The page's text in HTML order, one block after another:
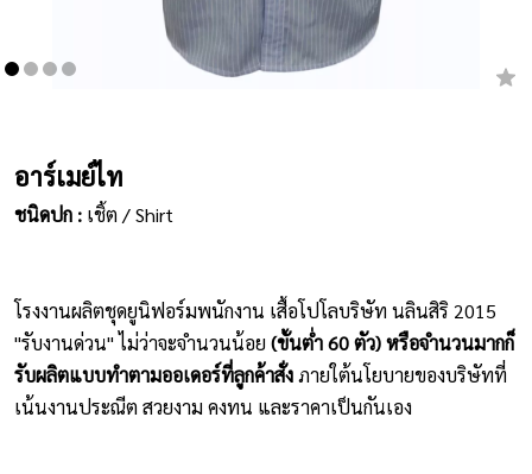
ชุดคลุมท้อง
ชุดหมี
ผลิตภัณฑ์อื่นๆ
ตัวอย่างแขนเสื้อโปโล
สีผ้า
อาร์เมย์ไท
ชนิดปก : เชิ้ต / Shirt
โรงงานผลิตชุดยูนิฟอร์มพนักงาน เสื้อโปโลบริษัท นลินสิริ 2015
"รับงานด่วน" ไม่ว่าจะจำนวนน้อย (ขั้นต่ำ 60 ตัว) หรือจำนวนมากก็
รับผลิตแบบทำตามออเดอร์ที่ลูกค้าสั่งภายใต้นโยบายของบริษัทที่
เน้นงานประณีต สวยงาม คงทน และราคาเป็นกันเอง